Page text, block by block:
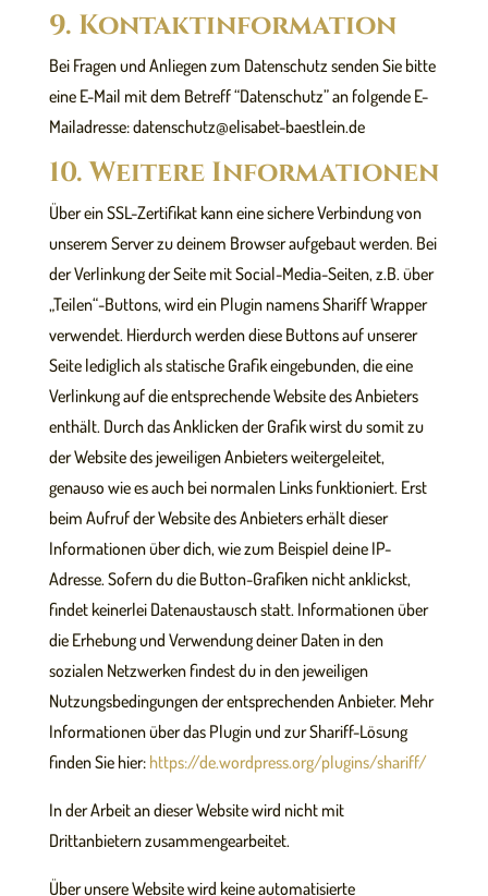
9. Kontaktinformation
Bei Fragen und Anliegen zum Datenschutz senden Sie bitte
eine E-Mail mit dem Betreff “Datenschutz” an folgende E-
Mailadresse: datenschutz@elisabet-baestlein.de
10. Weitere Informationen
Über ein SSL-Zertifikat kann eine sichere Verbindung von
unserem Server zu deinem Browser aufgebaut werden. Bei
der Verlinkung der Seite mit Social-Media-Seiten, z.B. über
„Teilen“-Buttons, wird ein Plugin namens Shariff Wrapper
verwendet. Hierdurch werden diese Buttons auf unserer
Seite lediglich als statische Grafik eingebunden, die eine
Verlinkung auf die entsprechende Website des Anbieters
enthält. Durch das Anklicken der Grafik wirst du somit zu
der Website des jeweiligen Anbieters weitergeleitet,
genauso wie es auch bei normalen Links funktioniert. Erst
beim Aufruf der Website des Anbieters erhält dieser
Informationen über dich, wie zum Beispiel deine IP-
Adresse. Sofern du die Button-Grafiken nicht anklickst,
findet keinerlei Datenaustausch statt. Informationen über
die Erhebung und Verwendung deiner Daten in den
sozialen Netzwerken findest du in den jeweiligen
Nutzungsbedingungen der entsprechenden Anbieter. Mehr
Informationen über das Plugin und zur Shariff-Lösung
finden Sie hier:https://de.wordpress.org/plugins/shariff/
In der Arbeit an dieser Website wird nicht mit
Drittanbietern zusammengearbeitet.
Über unsere Website wird keine automatisierte